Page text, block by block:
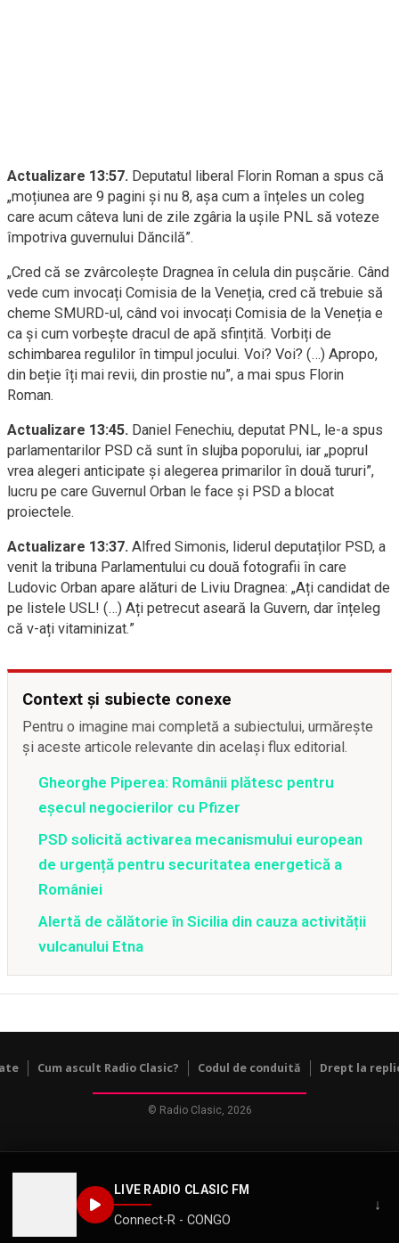
LIVE RADIO CLASIC FM
Connect-R - CONGO
↓
Actualizare 13:57. Deputatul liberal Florin Roman a spus că
„moțiunea are 9 pagini și nu 8, așa cum a înțeles un coleg
care acum câteva luni de zile zgâria la ușile PNL să voteze
împotriva guvernului Dăncilă”.
„Cred că se zvârcolește Dragnea în celula din pușcărie. Când
vede cum invocați Comisia de la Veneția, cred că trebuie să
cheme SMURD-ul, când voi invocați Comisia de la Veneția e
ca și cum vorbește dracul de apă sfințită. Vorbiți de
schimbarea regulilor în timpul jocului. Voi? Voi? (…) Apropo,
din beție îți mai revii, din prostie nu”, a mai spus Florin
Roman.
Actualizare 13:45. Daniel Fenechiu, deputat PNL, le-a spus
parlamentarilor PSD că sunt în slujba poporului, iar „poprul
vrea alegeri anticipate și alegerea primarilor în două tururi”,
lucru pe care Guvernul Orban le face și PSD a blocat
proiectele.
Actualizare 13:37. Alfred Simonis, liderul deputaților PSD, a
venit la tribuna Parlamentului cu două fotografii în care
Ludovic Orban apare alături de Liviu Dragnea: „Ați candidat de
pe listele USL! (…) Ați petrecut aseară la Guvern, dar înțeleg
că v-ați vitaminizat.”
Context și subiecte conexe
Pentru o imagine mai completă a subiectului, urmărește
și aceste articole relevante din același flux editorial.
Gheorghe Piperea: Românii plătesc pentru
eșecul negocierilor cu Pfizer
PSD solicită activarea mecanismului european
de urgență pentru securitatea energetică a
României
Alertă de călătorie în Sicilia din cauza activității
vulcanului Etna
Cum ascult Radio Clasic? Codul de conduită Drept la
© Radio Clasic, 2026